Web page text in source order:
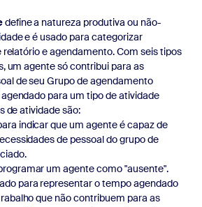
define a natureza produtiva ou não-
e é usado para categorizar
e agendamento. Com seis tipos
um agente só contribui para as
de seu Grupo de agendamento
para um tipo de atividade
de atividade são:
indicar que um agente é capaz de
de pessoal do grupo de
um agente como "ausente".
para representar o tempo agendado
que não contribuem para as